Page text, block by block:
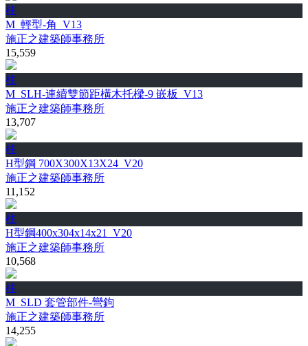
柱
M_輕型-角_V13
施正之建築師事務所
15,559
柱
M_SLH-連續雙節距橫木托樑-9 嵌板_V13
施正之建築師事務所
13,707
柱
H型鋼 700X300X13X24_V20
施正之建築師事務所
11,152
柱
H型鋼400x304x14x21_V20
施正之建築師事務所
10,568
柱
M_SLD 套管部件-彎鉤
施正之建築師事務所
14,255